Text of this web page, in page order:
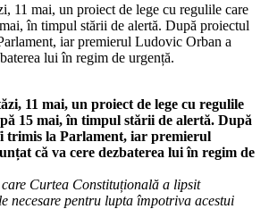
11 mai, un proiect de lege cu regulile care
în timpul stării de alertă. După proiectul
iar premierul Ludovic Orban a
lui în regim de urgență.
11 mai, un proiect de lege cu regulile
15 mai, în timpul stării de alertă. După
trimis la Parlament, iar premierul
că va cere dezbaterea lui în regim de
Curtea Constituțională a lipsit
necesare pentru lupta împotriva acestui